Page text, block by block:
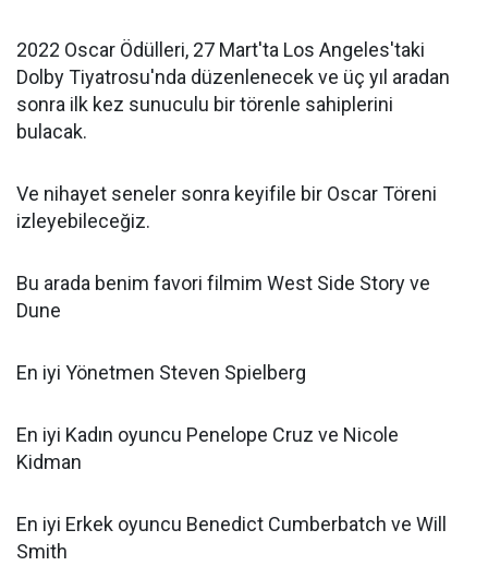
2022 Oscar Ödülleri, 27 Mart'ta Los Angeles'taki
Dolby Tiyatrosu'nda düzenlenecek ve üç yıl aradan
sonra ilk kez sunuculu bir törenle sahiplerini
bulacak.
Ve nihayet seneler sonra keyifile bir Oscar Töreni
izleyebileceğiz.
Bu arada benim favori filmim West Side Story ve
Dune
En iyi Yönetmen Steven Spielberg
En iyi Kadın oyuncu Penelope Cruz ve Nicole
Kidman
En iyi Erkek oyuncu Benedict Cumberbatch ve Will
Smith